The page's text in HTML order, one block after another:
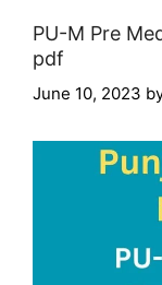
PU-M Pre
pdf
June 10, 2023